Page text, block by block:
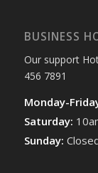
BUSINESS
Our support
456 7891
Monday-
Saturday:
Sunday: